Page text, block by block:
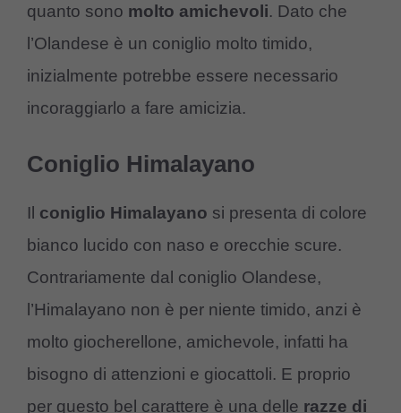
quanto sono molto amichevoli. Dato che
l’Olandese è un coniglio molto timido,
inizialmente potrebbe essere necessario
incoraggiarlo a fare amicizia.
Coniglio Himalayano
Il coniglio Himalayano si presenta di colore
bianco lucido con naso e orecchie scure.
Contrariamente dal coniglio Olandese,
l’Himalayano non è per niente timido, anzi è
molto giocherellone, amichevole, infatti ha
bisogno di attenzioni e giocattoli. E proprio
per questo bel carattere è una delle razze di